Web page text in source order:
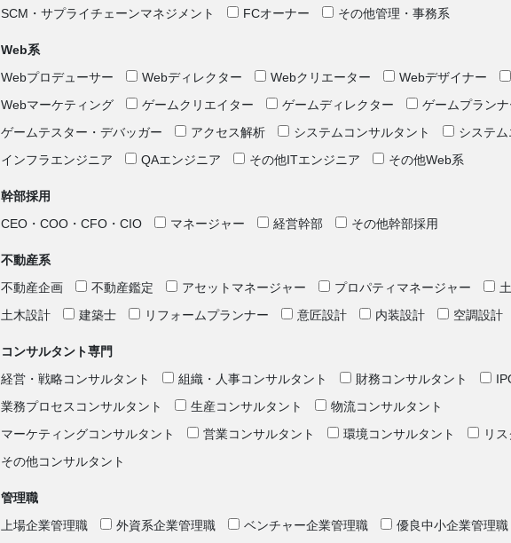
SCM・サプライチェーンマネジメント
FCオーナー その他管理・事務系
Web系
Webプロデューサー
Webディレクター Webクリエーター Webデザイナー
Webマーケティング
ゲームクリエイター ゲームディレクター
ゲームプランナ
ゲームテスター・デバッガー
アクセス解析 システムコンサルタント
システ
インフラエンジニア
QAエンジニア その他ITエンジニア その他Web系
幹部採用
CEO・COO・CFO・CIO
マネージャー 経営幹部 その他幹部採用
不動産系
不動産企画
不動産鑑定 アセットマネージャー プロパティマネージャー
土木設計
建築士 リフォームプランナー 意匠設計 内装設計 空調設計
コンサルタント専門
経営・戦略コンサルタント
組織・人事コンサルタント 財務コンサルタント
業務プロセスコンサルタント
生産コンサルタント
物流コンサルタント
マーケティングコンサルタント
営業コンサルタント 環境コンサルタント
リ
その他コンサルタント
管理職
上場企業管理職
外資系企業管理職 ベンチャー企業管理職 優良中小企業管理職